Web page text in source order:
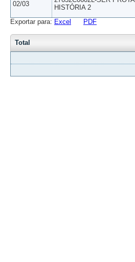
02/03
HISTÓRIA 2
Exportar para: Excel PDF
Total